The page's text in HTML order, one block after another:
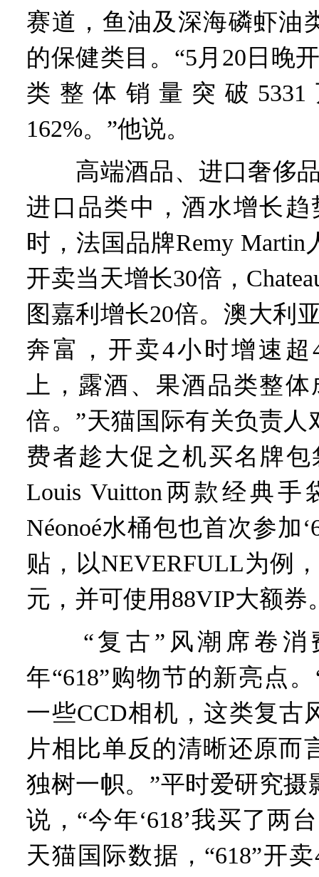
赛道，鱼油及深海磷虾油
的保健类目。“5月20日晚
类整体销量突破
162%。”他说。
高端酒品、进口奢侈品
进口品类中，酒水增长
时，法国品牌Remy
开卖当天增长30倍，
图嘉利增长20倍。澳大利
奔富，开卖4小时增速超
上，露酒、果酒品类整
倍。”天猫国际有关负责人
费者趁大促之机买名牌
Louis Vuitton两款经典手
Néonoé水桶包也首次参加
贴，以NEVERFULL为例
元，并可使用88VIP大额券
“复古”风潮席卷消
年“618”购物节的新亮点
一些CCD相机，这类复古
片相比单反的清晰还原而
独树一帜。”平时爱研究摄
说，“今年‘618’我买了两
天猫国际数据，“618”开